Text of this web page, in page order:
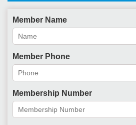
Member Name
Member Phone
Membership Number